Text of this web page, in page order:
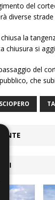
del
diverse
la
chiusura si
del
che
SCIOPERO